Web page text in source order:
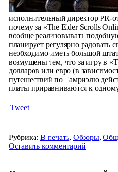
исполнительный директор PR-
почему за «The Elder Scrolls
вообще реализовывать
планирует регулярно радовать
необходимо иметь большой
возмущены тем, что за игру в
долларов или евро (в
путешествий по Тамриэлю
платы приравниваются к
Tweet
Рубрика: В печать, Обзоры,
Оставить комментарий